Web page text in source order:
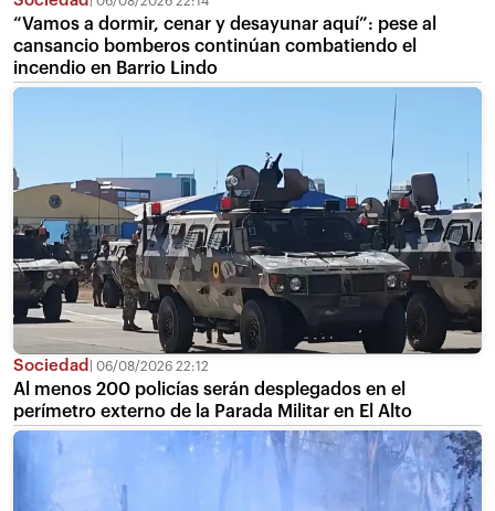
“Vamos a dormir, cenar y desayunar aquí”: pese al
cansancio bomberos continúan combatiendo el
incendio en Barrio Lindo
Sociedad 06/08/2026 22:12
Al menos 200 policías serán desplegados en el
perímetro externo de la Parada Militar en El Alto